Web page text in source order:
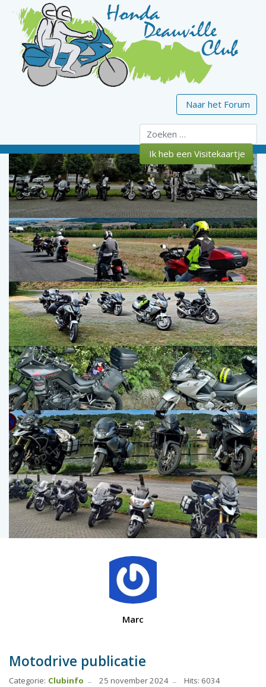
Naar het Forum
Zoeken
Ik heb een Visitekaartje
Marc
Motodrive publicatie
Categorie: Clubinfo 25 november 2024 Hits: 6034